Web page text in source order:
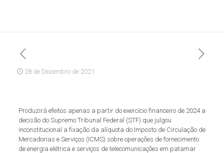
28 de Dezembro de 2021
Produzirá efeitos apenas a partir do exercício financeiro de 2024 a
decisão do Supremo Tribunal Federal (STF) que julgou
inconstitucional a fixação da alíquota do Imposto de Circulação de
Mercadorias e Serviços (ICMS) sobre operações de fornecimento
de energia elétrica e serviços de telecomunicações em patamar